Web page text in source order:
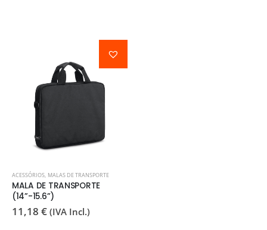
ACESSÓRIOS, MALAS DE TRANSPORTE
MALA DE TRANSPORTE
(14”-15.6”)
11,18 € (IVA Incl.)